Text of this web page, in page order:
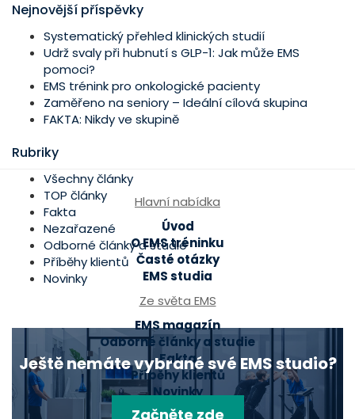
Nejnovější příspěvky
Systematický přehled klinických studií
Udrž svaly při hubnutí s GLP-1: Jak může EMS
pomoci?
EMS trénink pro onkologické pacienty
Zaměřeno na seniory – Ideální cílová skupina
FAKTA: Nikdy ve skupině
Rubriky
Všechny články
TOP články
Fakta
Nezařazené
Odborné články a studie
Příběhy klientů
Novinky
Ještě nemáte vybrané své EMS studio?
Začněte zde
Hlavní nabídka
Úvod
O EMS tréninku
Časté otázky
EMS studia
Ze světa EMS
EMS magazín
Odborné články a studie
Fakta
Příběhy klientů
Novinky